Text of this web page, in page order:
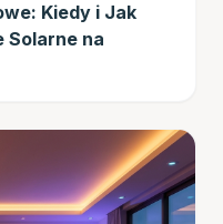
Kiedy i Jak
na